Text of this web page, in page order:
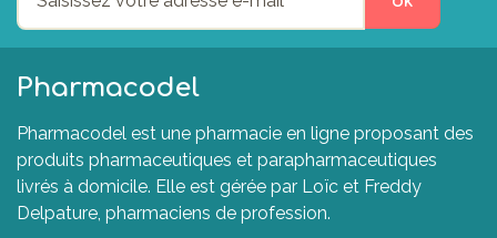
Pharmacodel
Pharmacodel est une pharmacie en ligne proposant des
produits pharmaceutiques et parapharmaceutiques
livrés à domicile. Elle est gérée par Loïc et Freddy
Delpature, pharmaciens de profession.